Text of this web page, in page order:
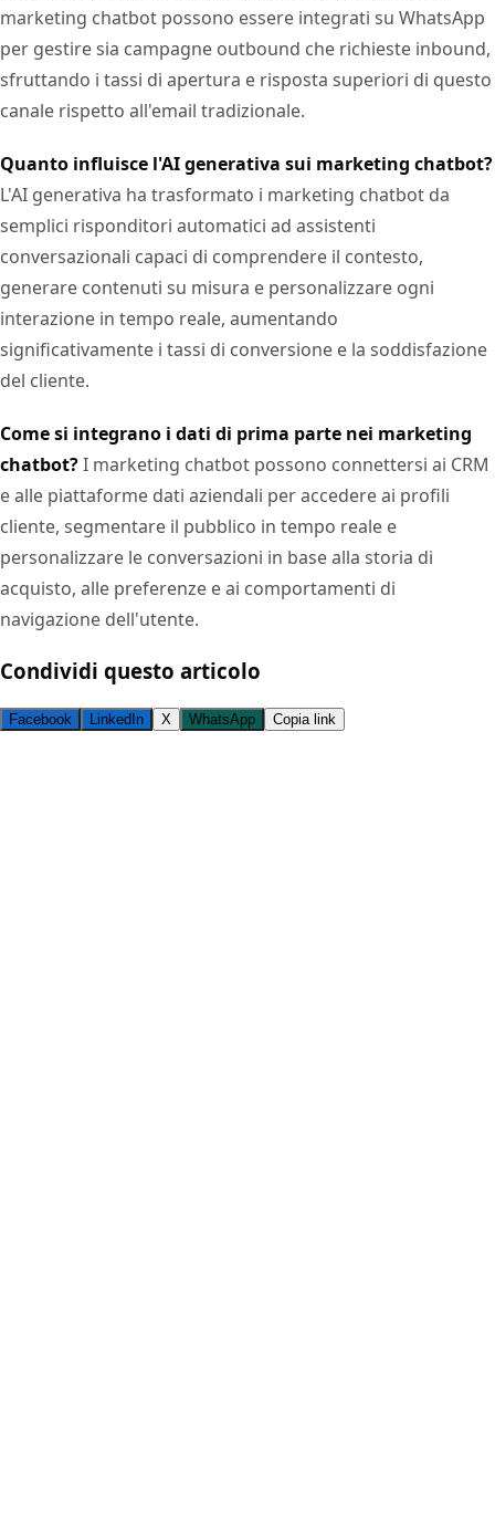
marketing chatbot possono essere integrati su WhatsApp
per gestire sia campagne outbound che richieste inbound,
sfruttando i tassi di apertura e risposta superiori di questo
canale rispetto all'email tradizionale.
Quanto influisce l'AI generativa sui marketing chatbot?
L'AI generativa ha trasformato i marketing chatbot da
semplici risponditori automatici ad assistenti
conversazionali capaci di comprendere il contesto,
generare contenuti su misura e personalizzare ogni
interazione in tempo reale, aumentando
significativamente i tassi di conversione e la soddisfazione
del cliente.
Come si integrano i dati di prima parte nei marketing
chatbot?I marketing chatbot possono connettersi ai CRM
e alle piattaforme dati aziendali per accedere ai profili
cliente, segmentare il pubblico in tempo reale e
personalizzare le conversazioni in base alla storia di
acquisto, alle preferenze e ai comportamenti di
navigazione dell'utente.
Condividi questo articolo
Facebook LinkedIn X WhatsApp Copia link